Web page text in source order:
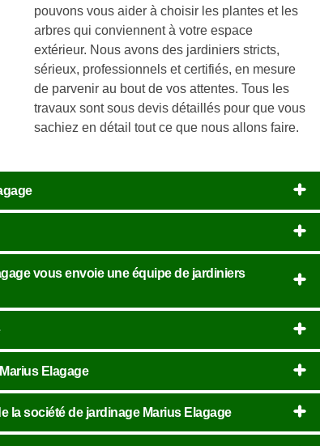
pouvons vous aider à choisir les plantes et les
arbres qui conviennent à votre espace
extérieur. Nous avons des jardiniers stricts,
sérieux, professionnels et certifiés, en mesure
de parvenir au bout de vos attentes. Tous les
travaux sont sous devis détaillés pour que vous
sachiez en détail tout ce que nous allons faire.
vous envoie une équipe de jardiniers
Elagage
la société de jardinage Marius Elagage